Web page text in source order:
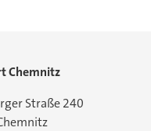
Chemnitz
Straße 240